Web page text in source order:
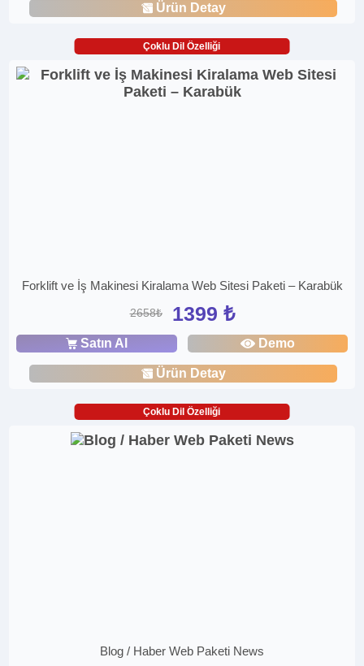
Ürün Detay
Çoklu Dil Özelliği
Forklift ve İş Makinesi Kiralama Web Sitesi Paketi – Karabük
2658₺ 1399 ₺
Satın Al Demo
Ürün Detay
Çoklu Dil Özelliği
Blog / Haber Web Paketi News